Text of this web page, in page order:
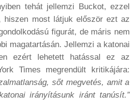
tehát jellemzi Buckot, ezzel
hiszen most látjuk először ezt az
figurát, de máris nem
magatartásán. Jellemzi a katonai
ezért lehetett hatással ez az
Times megrendült kritikájára:
sőt megvetés, amit a
irányításunk iránt tanúsít.”